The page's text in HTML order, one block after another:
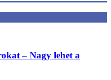
– Nagy lehet a